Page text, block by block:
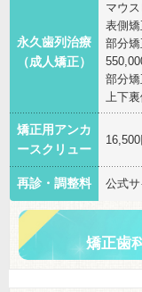
永久歯列治療
（成人矯正）
マウ
表側
部分
部分
上下
矯正用アンカ
ースクリュー
再診・調整料 公式
矯正歯